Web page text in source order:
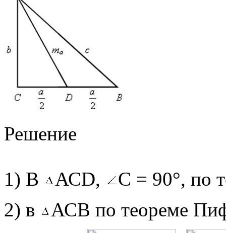
Решение
1) В АСD,
С = 90°, по
2) в
АСВ по теореме